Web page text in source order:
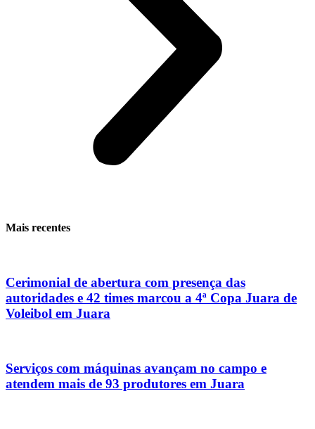
Mais recentes
Cerimonial de abertura com presença das
autoridades e 42 times marcou a 4ª Copa Juara de
Voleibol em Juara
Serviços com máquinas avançam no campo e
atendem mais de 93 produtores em Juara